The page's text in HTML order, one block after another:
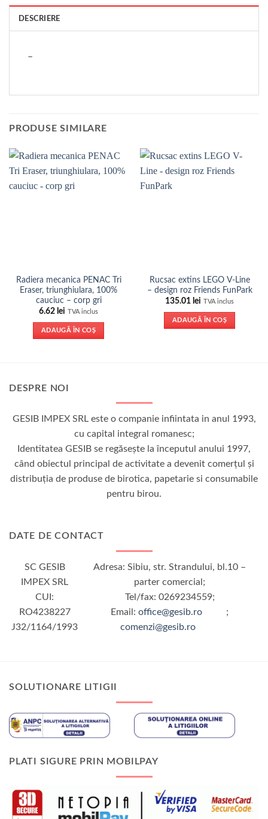
DESCRIERE
–
PRODUSE SIMILARE
Radiera mecanica PENAC Tri
Eraser, triunghiulara, 100%
cauciuc – corp gri
6.62 lei TVA inclus
ADAUGĂ ÎN COȘ
Rucsac extins LEGO V-Line
– design roz Friends FunPark
135.01 lei TVA inclus
ADAUGĂ ÎN COȘ
DESPRE NOI
GESIB IMPEX SRL este o companie infiintata in anul 1993,
cu capital integral romanesc;
Identitatea GESIB se regăseşte la începutul anului 1997,
când obiectul principal de activitate a devenit comerţul şi
distribuţia de produse de birotica, papetarie si consumabile
pentru birou.
DATE DE CONTACT
SC GESIB
IMPEX SRL
CUI:
RO4238227
J32/1164/1993
Adresa: Sibiu, str. Strandului, bl.10 –
parter comercial;
Tel/fax: 0269234559;
Email:office@gesib.ro
;
comenzi@gesib.ro
SOLUTIONARE LITIGII
PLATI SIGURE PRIN MOBILPAY